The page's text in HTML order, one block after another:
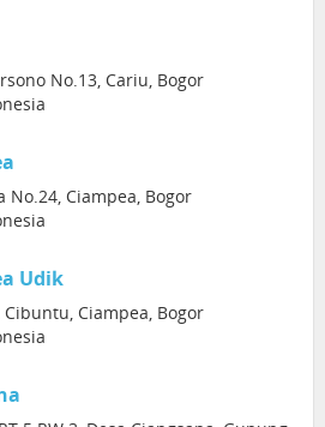
No.13, Cariu, Bogor
No.24, Ciampea, Bogor
Udik
Ciampea, Bogor